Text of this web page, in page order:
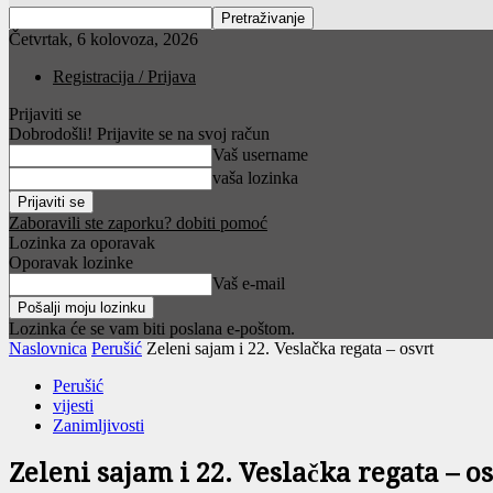
Četvrtak, 6 kolovoza, 2026
Registracija / Prijava
Prijaviti se
Dobrodošli! Prijavite se na svoj račun
Vaš username
vaša lozinka
Zaboravili ste zaporku? dobiti pomoć
Lozinka za oporavak
Oporavak lozinke
Vaš e-mail
Lozinka će se vam biti poslana e-poštom.
Naslovnica Perušić Zeleni sajam i 22. Veslačka regata – osvrt
Perušić
vijesti
Zanimljivosti
Zeleni sajam i 22. Veslačka regata –